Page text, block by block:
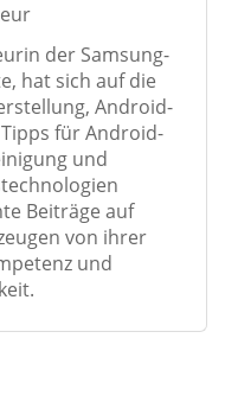
der Samsung-
hat sich auf die
Android-
für Android-
und
Beiträge auf
von ihrer
und